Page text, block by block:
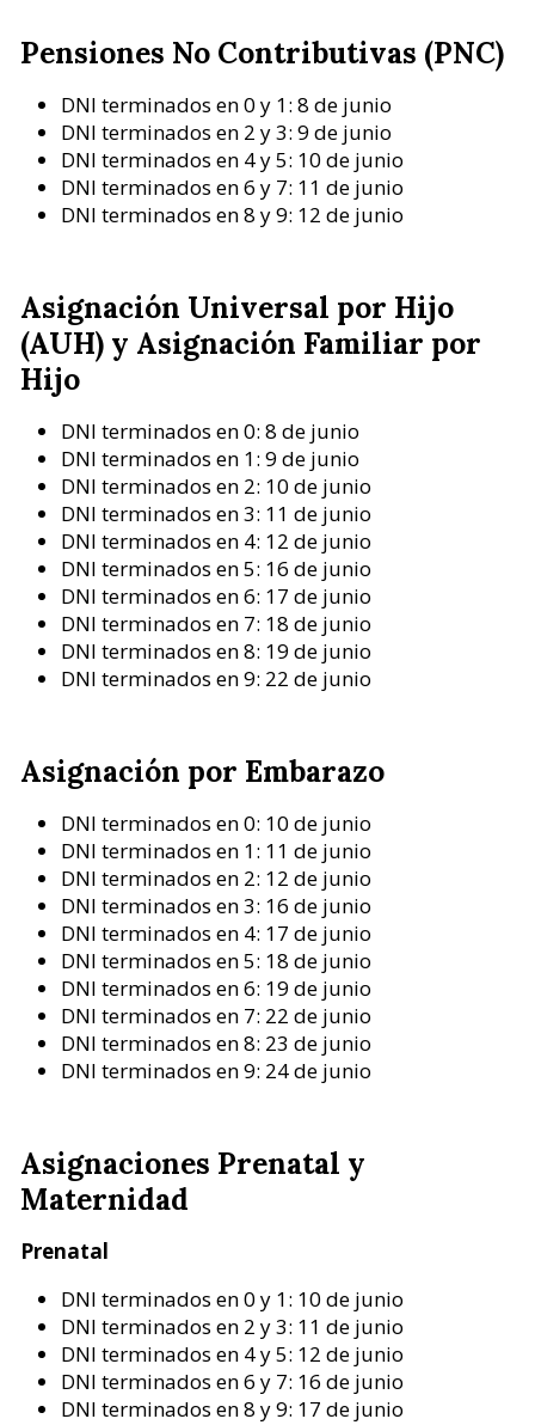
Pensiones No Contributivas (PNC)
DNI terminados en 0 y 1: 8 de junio
DNI terminados en 2 y 3: 9 de junio
DNI terminados en 4 y 5: 10 de junio
DNI terminados en 6 y 7: 11 de junio
DNI terminados en 8 y 9: 12 de junio
Asignación Universal por Hijo
(AUH) y Asignación Familiar por
Hijo
DNI terminados en 0: 8 de junio
DNI terminados en 1: 9 de junio
DNI terminados en 2: 10 de junio
DNI terminados en 3: 11 de junio
DNI terminados en 4: 12 de junio
DNI terminados en 5: 16 de junio
DNI terminados en 6: 17 de junio
DNI terminados en 7: 18 de junio
DNI terminados en 8: 19 de junio
DNI terminados en 9: 22 de junio
Asignación por Embarazo
DNI terminados en 0: 10 de junio
DNI terminados en 1: 11 de junio
DNI terminados en 2: 12 de junio
DNI terminados en 3: 16 de junio
DNI terminados en 4: 17 de junio
DNI terminados en 5: 18 de junio
DNI terminados en 6: 19 de junio
DNI terminados en 7: 22 de junio
DNI terminados en 8: 23 de junio
DNI terminados en 9: 24 de junio
Asignaciones Prenatal y
Maternidad
Prenatal
DNI terminados en 0 y 1: 10 de junio
DNI terminados en 2 y 3: 11 de junio
DNI terminados en 4 y 5: 12 de junio
DNI terminados en 6 y 7: 16 de junio
DNI terminados en 8 y 9: 17 de junio